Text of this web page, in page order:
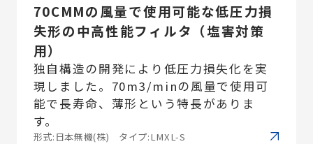
70CMMの風量で使用可能な低圧力損
失形の中高性能フィルタ（塩害対策
用）
独自構造の開発により低圧力損失化を実
現しました。70m3/minの風量で使用可
能で長寿命、薄形という特長がありま
す。
形式:日本無機(株) タイプ:LMXL-S